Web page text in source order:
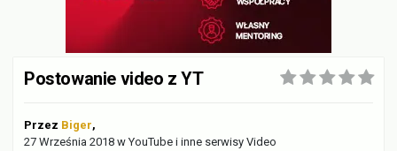
Postowanie video z YT
Przez Biger,
27 Września 2018 wYouTube i inne serwisy Video